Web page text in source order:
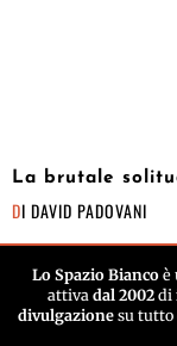
La brutale
DI DAVID PADOVANI
Lo Spazio Biancoè
attiva dal 2002 di
divulgazione su tutto